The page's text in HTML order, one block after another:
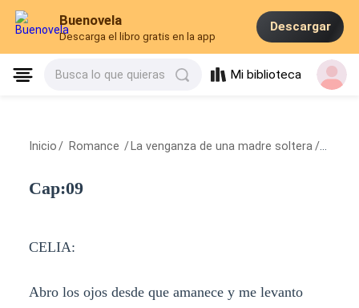
Buenovela
Descarga el libro gratis en la app
Descargar
Busca lo que quieras Mi biblioteca
Inicio / Romance / La venganza de una madre soltera /
Cap:09
CELIA:
Abro los ojos desde que amanece y me levanto